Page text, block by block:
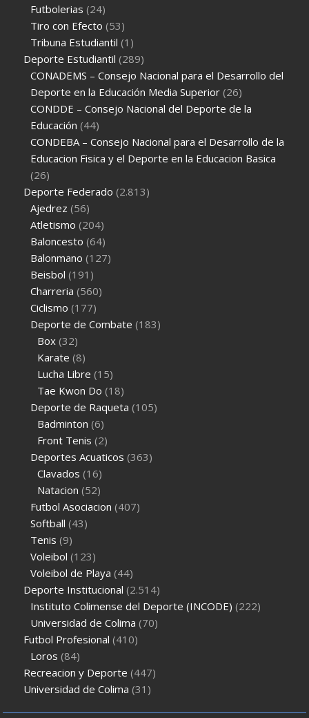
Futbolerias (24)
Tiro con Efecto (53)
Tribuna Estudiantil (1)
Deporte Estudiantil (289)
CONADEMS – Consejo Nacional para el Desarrollo del
Deporte en la Educación Media Superior (26)
CONDDE – Consejo Nacional del Deporte de la
Educación (44)
CONDEBA – Consejo Nacional para el Desarrollo de la
Educacion Fisica y el Deporte en la Educacion Basica
(26)
Deporte Federado (2.813)
Ajedrez (56)
Atletismo (204)
Baloncesto (64)
Balonmano (127)
Beisbol (191)
Charreria (560)
Ciclismo (177)
Deporte de Combate (183)
Box (32)
Karate (8)
Lucha Libre (15)
Tae Kwon Do (18)
Deporte de Raqueta (105)
Badminton (6)
Front Tenis (2)
Deportes Acuaticos (363)
Clavados (16)
Natacion (52)
Futbol Asociacion (407)
Softball (43)
Tenis (9)
Voleibol (123)
Voleibol de Playa (44)
Deporte Institucional (2.514)
Instituto Colimense del Deporte (INCODE) (222)
Universidad de Colima (70)
Futbol Profesional (410)
Loros (84)
Recreacion y Deporte (447)
Universidad de Colima (31)